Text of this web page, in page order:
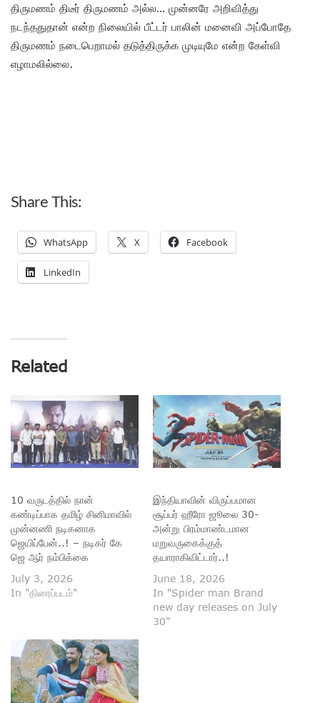
திருமணம் திடீர் திருமணம் அல்ல… முன்னரே அறிவித்து
நடந்ததுதான் என்ற நிலையில் பீட்டர் பாலின் மனைவி அப்போதே
திருமணம் நடைபெறாமல் தடுத்திருக்க முடியுமே என்ற கேள்வி
எழாமலில்லை.
Share This:
WhatsApp X Facebook
LinkedIn
Related
10 வருடத்தில் நான்
கண்டிப்பாக தமிழ் சினிமாவில்
முன்னணி நடிகனாக
ஜெயிப்பேன்..! – நடிகர் கே
ஜெ ஆர் நம்பிக்கை
July 3, 2026
In "திரைப்படம்"
இந்தியாவின் விருப்பமான
சூப்பர் ஹீரோ ஜூலை 30-
அன்று பிரம்மாண்டமான
மறுவருகைக்குத்
தயாராகிவிட்டார்..!
June 18, 2026
In "Spider man Brand
new day releases on July
30"